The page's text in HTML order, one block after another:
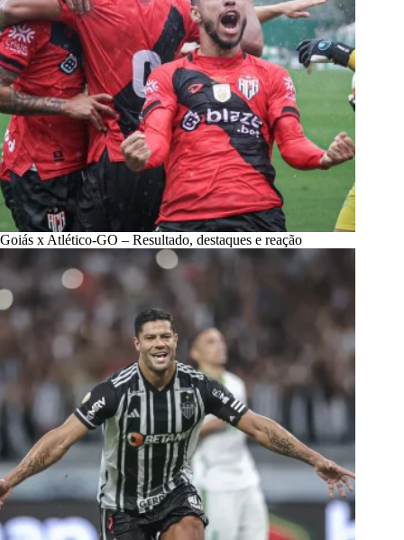
Goiás x Atlético-GO – Resultado, destaques e reação